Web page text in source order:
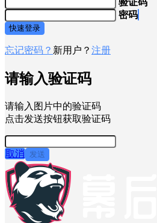
验证码
密码
快速登录
忘记密码？ 新用户？ 注册
请输入验证码
请输入图片中的验证码
点击发送按钮获取验证码
取消 发送